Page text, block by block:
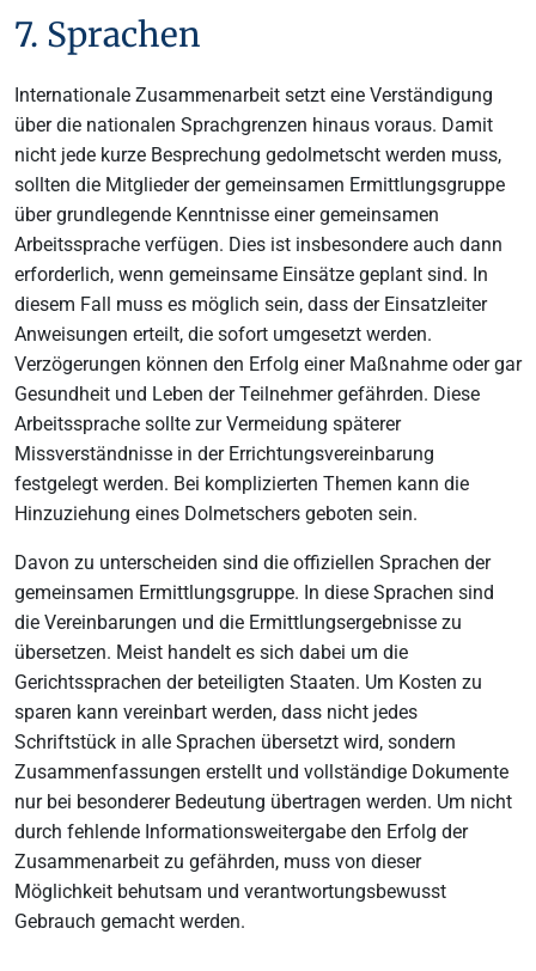
7. Sprachen
Internationale Zusammenarbeit setzt eine Verständigung
über die nationalen Sprachgrenzen hinaus voraus. Damit
nicht jede kurze Besprechung gedolmetscht werden muss,
sollten die Mitglieder der gemeinsamen Ermittlungsgruppe
über grundlegende Kenntnisse einer gemeinsamen
Arbeitssprache verfügen. Dies ist insbesondere auch dann
erforderlich, wenn gemeinsame Einsätze geplant sind. In
diesem Fall muss es möglich sein, dass der Einsatzleiter
Anweisungen erteilt, die sofort umgesetzt werden.
Verzögerungen können den Erfolg einer Maßnahme oder gar
Gesundheit und Leben der Teilnehmer gefährden. Diese
Arbeitssprache sollte zur Vermeidung späterer
Missverständnisse in der Errichtungsvereinbarung
festgelegt werden. Bei komplizierten Themen kann die
Hinzuziehung eines Dolmetschers geboten sein.
Davon zu unterscheiden sind die offiziellen Sprachen der
gemeinsamen Ermittlungsgruppe. In diese Sprachen sind
die Vereinbarungen und die Ermittlungsergebnisse zu
übersetzen. Meist handelt es sich dabei um die
Gerichtssprachen der beteiligten Staaten. Um Kosten zu
sparen kann vereinbart werden, dass nicht jedes
Schriftstück in alle Sprachen übersetzt wird, sondern
Zusammenfassungen erstellt und vollständige Dokumente
nur bei besonderer Bedeutung übertragen werden. Um nicht
durch fehlende Informationsweitergabe den Erfolg der
Zusammenarbeit zu gefährden, muss von dieser
Möglichkeit behutsam und verantwortungsbewusst
Gebrauch gemacht werden.